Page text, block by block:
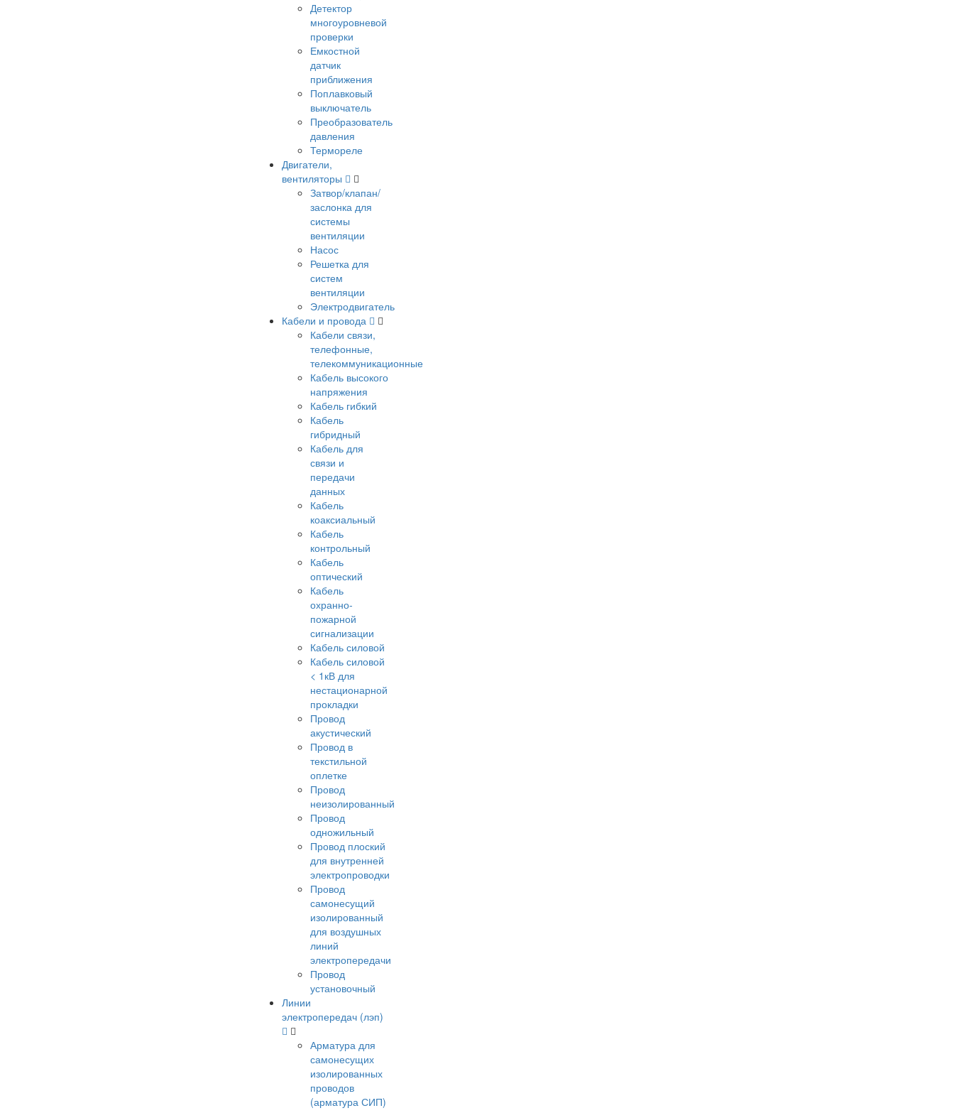
Детектор
многоуровневой
проверки
Емкостной
датчик
приближения
Поплавковый
выключатель
Преобразователь
давления
Термореле
Двигатели,
вентиляторы
Затвор/клапан/
заслонка для
системы
вентиляции
Насос
Решетка для
систем
вентиляции
Электродвигатель
Кабели и провода
Кабели связи,
телефонные,
телекоммуникационные
Кабель высокого
напряжения
Кабель гибкий
Кабель
гибридный
Кабель для
связи и
передачи
данных
Кабель
коаксиальный
Кабель
контрольный
Кабель
оптический
Кабель
охранно-
пожарной
сигнализации
Кабель силовой
Кабель силовой
< 1кВ для
нестационарной
прокладки
Провод
акустический
Провод в
текстильной
оплетке
Провод
неизолированный
Провод
одножильный
Провод плоский
для внутренней
электропроводки
Провод
самонесущий
изолированный
для воздушных
линий
электропередачи
Провод
установочный
Линии
электропередач (лэп)
Арматура для
самонесущих
изолированных
проводов
(арматура СИП)